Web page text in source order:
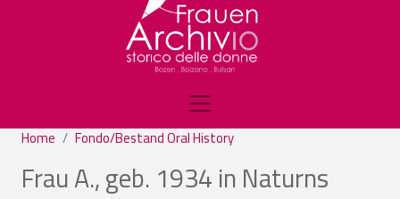
Home Fondo/Bestand Oral History
Frau A., geb. 1934 in Naturns